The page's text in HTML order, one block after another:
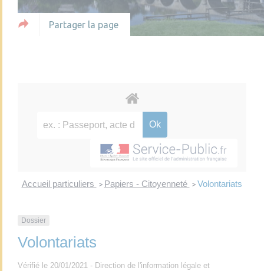
Partager la page
Accueil particuliers > Papiers - Citoyenneté > Volontariats
Dossier
Volontariats
Vérifié le 20/01/2021 - Direction de l'information légale et